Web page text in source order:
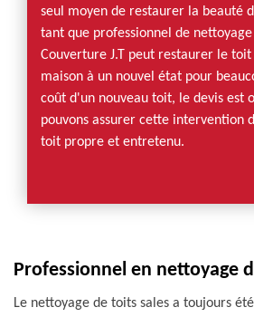
seul moyen de restaurer la beauté
tant que professionnel de
Couverture J.T peut restaurer le
maison à un nouvel état pour
coût d'un nouveau toit, le devis est
pouvons assurer cette intervention
toit propre et entretenu.
Professionnel en nettoyage
Le nettoyage de toits sales a toujours